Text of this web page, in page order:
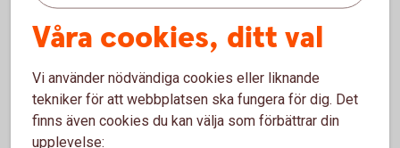
Olika typer av fonder och
hållbarhet
Våra cookies, ditt val
Vi använder nödvändiga cookies eller liknande
tekniker för att webbplatsen ska fungera för dig. Det
finns även cookies du kan välja som förbättrar din
upplevelse: